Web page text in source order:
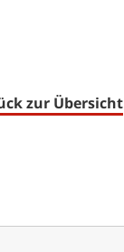
zur Übersicht